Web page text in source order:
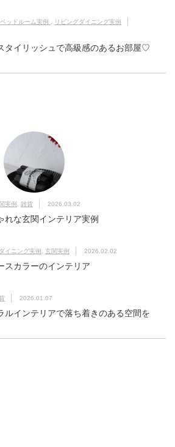
ベッドルーム実例
リビングダイニング実例
タイリッシュで高級感のあるお部屋♡
実例 雑貨 2026.03.02
れな玄関インテリア実例
イニング実例 玄関実例 2026.02.02
スカラーのインテリア
2026.01.07
ルインテリアで落ち着きのある空間を